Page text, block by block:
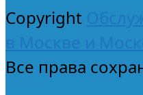
Copyright
в Москве и
Все права